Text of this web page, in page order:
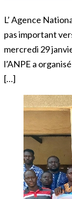
L’ Agence
pas important
mercredi 29
l’ANPE a
[…]